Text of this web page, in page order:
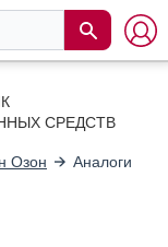
СРЕДСТВ
Озон Аналоги